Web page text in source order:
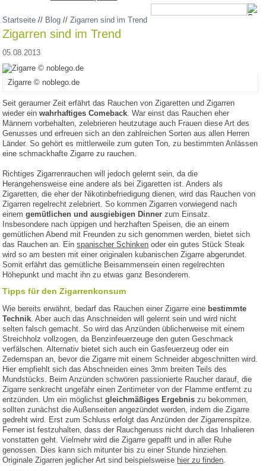
Startseite // Blog //Zigarren sind im Trend
Zigarren sind im Trend
05.08.2013
Zigarre © noblego.de
Seit geraumer Zeit erfährt das Rauchen von Zigaretten und Zigarren
wieder einwahrhaftiges Comeback. War einst das Rauchen eher
Männern vorbehalten, zelebrieren heutzutage auch Frauen diese Art des
Genusses und erfreuen sich an den zahlreichen Sorten aus allen Herren
Länder. So gehört es mittlerweile zum guten Ton, zu bestimmten Anlässen
eine schmackhafte Zigarre zu rauchen.
Richtiges Zigarrenrauchen will jedoch gelernt sein, da die
Herangehensweise eine andere als bei Zigaretten ist. Anders als
Zigaretten, die eher der Nikotinbefriedigung dienen, wird das Rauchen von
Zigarren regelrecht zelebriert. So kommen Zigarren vorwiegend nach
einemgemütlichen und ausgiebigen Dinner zum Einsatz.
Insbesondere nach üppigen und herzhaften Speisen, die an einem
gemütlichen Abend mit Freunden zu sich genommen werden, bietet sich
das Rauchen an. Einspanischer Schinken oder ein gutes Stück Steak
wird so am besten mit einer originalen kubanischen Zigarre abgerundet.
Somit erfährt das gemütliche Beisammensein einen regelrechten
Höhepunkt und macht ihn zu etwas ganz Besonderem.
Tipps für den Zigarrenkonsum
Wie bereits erwähnt, bedarf das Rauchen einer Zigarre eine bestimmte
Technik. Aber auch das Anschneiden will gelernt sein und wird nicht
selten falsch gemacht. So wird das Anzünden üblicherweise mit einem
Streichholz vollzogen, da Benzinfeuerzeuge den guten Geschmack
verfälschen. Alternativ bietet sich auch ein Gasfeuerzeug oder ein
Zedernspan an, bevor die Zigarre mit einem Schneider abgeschnitten wird.
Hier empfiehlt sich das Abschneiden eines 3mm breiten Teils des
Mundstücks. Beim Anzünden schwören passionierte Raucher darauf, die
Zigarre senkrecht ungefähr einen Zentimeter von der Flamme entfernt zu
entzünden. Um ein möglichstgleichmäßiges Ergebnis zu bekommen,
sollten zunächst die Außenseiten angezündet werden, indem die Zigarre
gedreht wird. Erst zum Schluss erfolgt das Anzünden der Zigarrenspitze.
Ferner ist festzuhalten, dass der Rauchgenuss nicht durch das Inhalieren
vonstatten geht. Vielmehr wird die Zigarre gepafft und in aller Ruhe
genossen. Dies kann sich mitunter bis zu einer Stunde hinziehen.
Originale Zigarren jeglicher Art sind beispielsweise hier zu finden.